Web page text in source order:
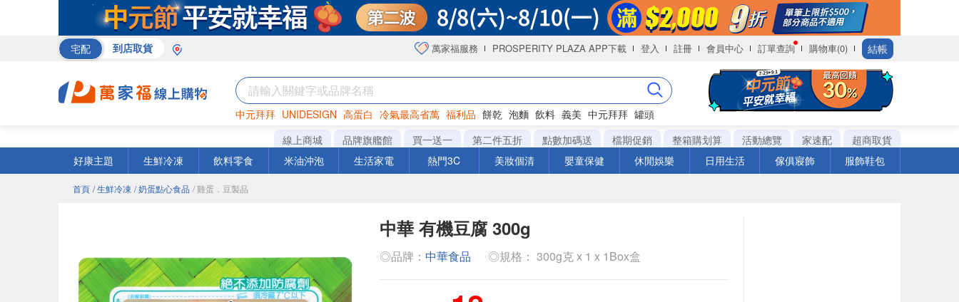
宅配 到店取貨 萬家福服務 PROSPERITY PLAZA APP下載 登入 註冊 會員中心 訂單查詢 購物車(0) 結帳
中元拜拜 UNIDESIGN 高蛋白 冷氣最高省萬 福利品 餅乾 泡麵 飲料 義美 中元拜拜 罐頭
巧克力 衛生紙 咖啡
線上商城 品牌旗艦館 買一送一 第二件五折 點數加碼送 檔期促銷 整箱購划算 活動總覽 家速配
超商取貨
好康主題
生鮮冷凍 飲料零食 米油沖泡 生活家電 熱門3C 美妝個清 嬰童保健 休閒娛樂 日用生活 傢俱寢飾 服飾鞋包
首頁 / 生鮮冷凍 / 奶蛋點心食品 / 雞蛋．豆製品
中華 有機豆腐 300g
◎品牌： 中華食品 ◎規格： 300g克 x 1 x 1Box盒